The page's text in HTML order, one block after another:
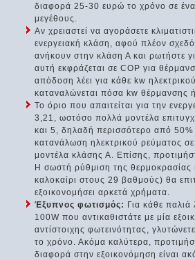
διαφορά 25-30 ευρώ το χρόνο σε
μεγέθους.
Αν χρειαστεί να αγοράσετε
ενεργειακή κλάση, αφού πλέον
ανήκουν στην κλάση Α και ρωτήστε
αυτή εκφράζεται σε COP για
απόδοση λέει για κάθε kw
καταναλώνεται πόσα kw θέρμανσης
Το όριο που απαιτείται για την
3,21, ωστόσο πολλά μοντέλα
και 5, δηλαδή περισσότερο από
κατανάλωση ηλεκτρικού ρεύματος
μοντέλα κλάσης Α. Επίσης,
Η σωστή ρύθμιση της θερμοκρασίας
καλοκαίρι στους 29 βαθμούς) θα
εξοικονομήσει αρκετά χρήματα.
Έξυπνος φωτισμός: Για κάθε
100W που αντικαθιστάτε με μία
αντίστοιχης φωτεινότητας,
το χρόνο. Ακόμα καλύτερα,
διαφορά στην εξοικονόμηση είναι